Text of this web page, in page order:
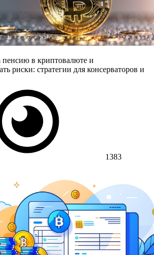
пенсию в криптовалюте и
риски: стратегии для консерваторов и
1383